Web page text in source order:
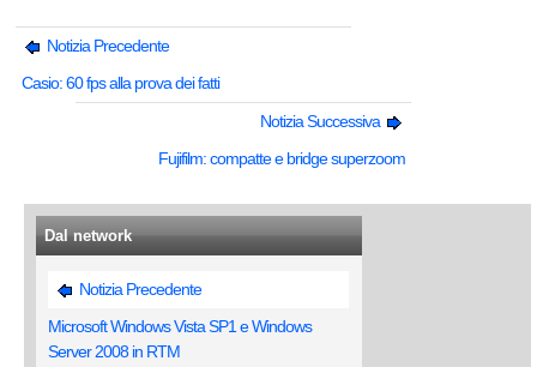
Notizia Precedente
Casio: 60 fps alla prova dei fatti
Notizia Successiva
Fujifilm: compatte e bridge superzoom
Dal network
Notizia Precedente
Microsoft Windows Vista SP1 e Windows
Server 2008 in RTM